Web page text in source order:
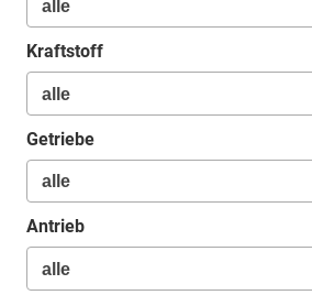
Kraftstoff
Getriebe
Antrieb